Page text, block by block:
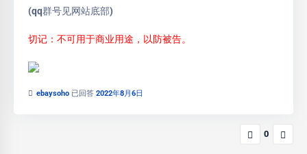
(qq群号见网站底部)
切记：不可用于商业用途，以防被告。
ebaysoho 已回答 2022年8月6日
0